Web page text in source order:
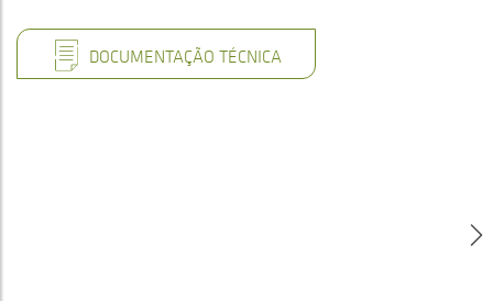
DOCUMENTAÇÃO TÉCNICA